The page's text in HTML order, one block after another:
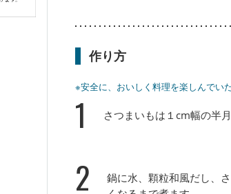
作り方
※安全に、おいしく料理を楽しんでい
1 さつまいもは１cm幅の半
2
鍋に水、顆粒和風だし、